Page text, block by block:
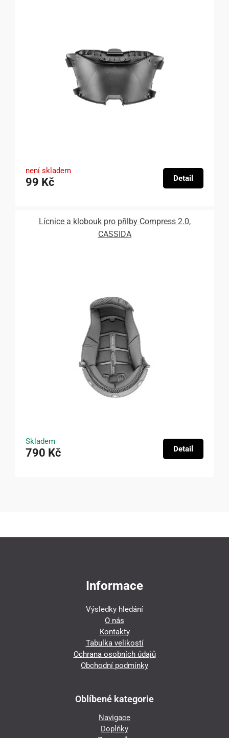
není skladem
99 Kč Detail
Lícnice a klobouk pro přilby Compress 2.0,
CASSIDA
Skladem
790 Kč Detail
Informace
Výsledky hledání
O nás
Kontakty
Tabulka velikostí
Ochrana osobních údajů
Obchodní podmínky
Oblíbené kategorie
Navigace
Doplňky